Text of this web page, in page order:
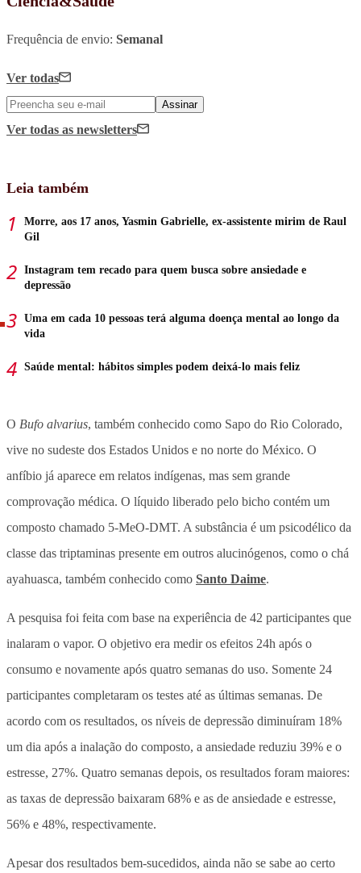
Frequência de envio: Semanal
Ver todas
Assinar
Ver todas as newsletters
Leia também
Morre, aos 17 anos, Yasmin Gabrielle, ex-assistente mirim de Raul
Gil
Instagram tem recado para quem busca sobre ansiedade e
depressão
Uma em cada 10 pessoas terá alguma doença mental ao longo da
vida
Saúde mental: hábitos simples podem deixá-lo mais feliz
O Bufo alvarius, também conhecido como Sapo do Rio Colorado,
vive no sudeste dos Estados Unidos e no norte do México. O
anfíbio já aparece em relatos indígenas, mas sem grande
comprovação médica. O líquido liberado pelo bicho contém um
composto chamado 5-MeO-DMT. A substância é um psicodélico da
classe das triptaminas presente em outros alucinógenos, como o chá
ayahuasca, também conhecido como Santo Daime.
A pesquisa foi feita com base na experiência de 42 participantes que
inalaram o vapor. O objetivo era medir os efeitos 24h após o
consumo e novamente após quatro semanas do uso. Somente 24
participantes completaram os testes até as últimas semanas. De
acordo com os resultados, os níveis de depressão diminuíram 18%
um dia após a inalação do composto, a ansiedade reduziu 39% e o
estresse, 27%. Quatro semanas depois, os resultados foram maiores:
as taxas de depressão baixaram 68% e as de ansiedade e estresse,
56% e 48%, respectivamente.
Apesar dos resultados bem-sucedidos, ainda não se sabe ao certo